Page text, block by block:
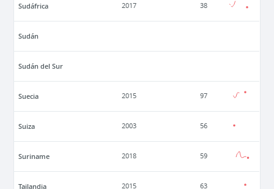
Sudáfrica 2017 38
Sudán
Sudán del Sur
Suecia 2015 97
Suiza 2003 56
Suriname 2018 59
Tailandia 2015 63